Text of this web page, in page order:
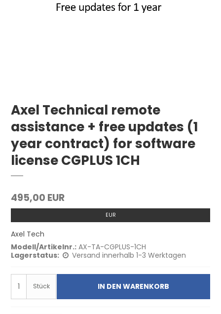
Axel Technical remote
assistance + free updates (1
year contract) for software
license CGPLUS 1CH
495,00 EUR
EUR
Axel Tech
Modell/Artikelnr.: AX-TA-CGPLUS-1CH
Lagerstatus:
Versand innerhalb 1-3 Werktagen
Stück IN DEN WARENKORB